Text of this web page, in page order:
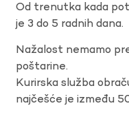
Od trenutka kada
je 3 do 5 radnih dana.
Nažalost nemamo
poštarine.
Kurirska služba
najčešće je između